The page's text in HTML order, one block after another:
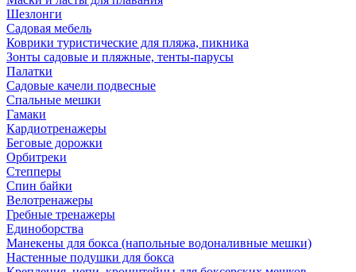
Шезлонги
Садовая мебель
Коврики туристические для пляжа, пикника
Зонты садовые и пляжные, тенты-парусы
Палатки
Садовые качели подвесные
Спальные мешки
Гамаки
Кардиотренажеры
Беговые дорожки
Орбитреки
Степперы
Спин байки
Велотренажеры
Гребные тренажеры
Единоборства
Манекены для бокса (напольные водоналивные мешки)
Настенные подушки для бокса